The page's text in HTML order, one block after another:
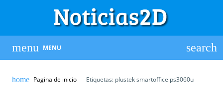
MENU
Pagina de inicio Etiquetas: plustek smartoffice ps3060u